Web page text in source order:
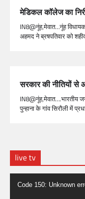
मेडिकल कॉलेज का
IN8@नूंह,मेवात…नूंह
अहमद ने ब्रषपतिवार को
सरकार की नीतियों से
IN8@नूंह,मेवात….भारतीय
पुन्हाना के गांव सिरौली में
live tv
Video
Player
Code 150: Unknown